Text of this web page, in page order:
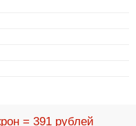
= 391 рублей